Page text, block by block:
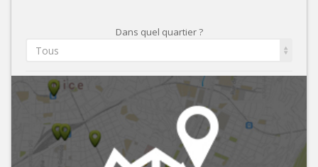
Dans quel quartier ?
Tous